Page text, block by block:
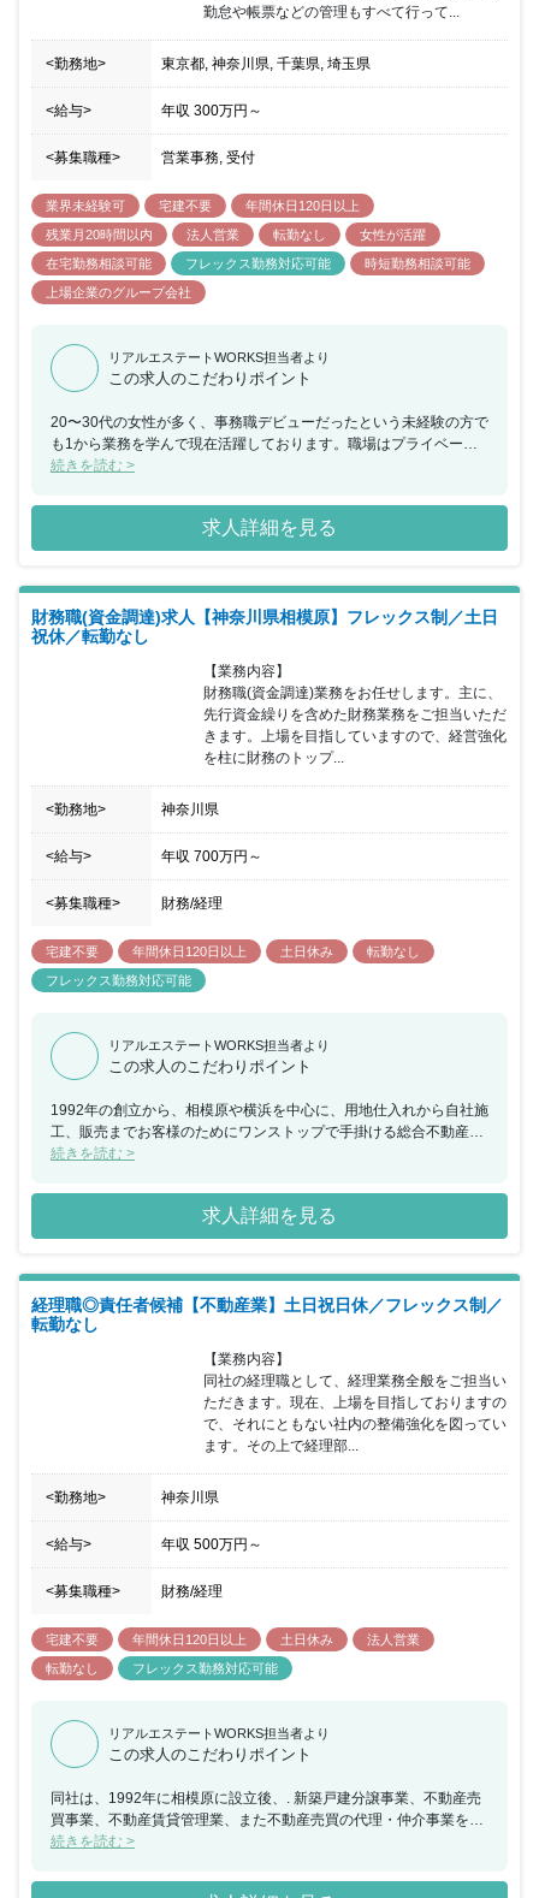
勤怠や帳票などの管理もすべて行って...
<勤務地> 東京都, 神奈川県, 千葉県, 埼玉県
<給与> 年収 300万円 ～
<募集職種> 営業事務, 受付
業界未経験可 宅建不要
年間休日120日以上
残業月20時間以内
法人営業 転勤なし
女性が活躍
在宅勤務相談可能
フレックス勤務対応可能
時短勤務相談可能
上場企業のグループ会社
リアルエステートWORKS担当者より
この求人のこだわりポイント
20〜30代の女性が多く、事務職デビューだったという未経験の方で
も1から業務を学んで現在活躍しております。職場はプライベート
な相談もでき、アットホームな雰囲気で働きやすさ◎です！完全に
る価値のある求人です。 ＜特徴＞ ■①働き方改革の実施 在宅勤務・
テレワークの推奨、時差出勤・時間有給制度を取り入れており、ラ
イフスタイルに合わせた働き方を実現。 また、19:00にPCはシャッ
底しています。 なお、一般職の平均残業時間は月20時間程度で
す。 ②入社後、多様なキャリアパスをご用意 将来的に、職種転換
や別部署への異動申請を出すことができる「キャリアチャレンジ制
度」をご用意。 5つの事業領域（売買仲介・法人仲介・不動産開
発・新築販売受託・賃貸仲介）を備えているため、自身の新しいキ
ャリア形成を実現していくことが可能です。 ※毎年登用実績あり。
③安定の「東急グループ」 当社は「東急グループ」の一員です。
正社員事務職としてのポストをご用意してお待ちしています。 ④ワ
ークライフバランスが整っている 土日の有給休暇取得はもちろん、
連続休暇を利用して海外旅行を楽しむ社員もいるなど、メリハリを
つけた働き方をする社員が多く在籍しています。 産休・育休からの
復帰率も９割を超え、休日保育支援制度や社内託児所なども完備。
家庭と仕事を両立して働いている社員も多いです。
続きを読む >
求人詳細を見る
財務職(資金調達)求人【神奈川県相模原】フレックス制／土日
祝休／転勤なし
【業務内容】
財務職(資金調達)業務をお任せします。主に、
先行資金繰りを含めた財務業務をご担当いただ
きます。上場を目指していますので、経営強化
を柱に財務のトップ...
<勤務地> 神奈川県
<給与> 年収 700万円 ～
<募集職種> 財務/経理
宅建不要 年間休日120日以上 土日休み
転勤なし
フレックス勤務対応可能
リアルエステートWORKS担当者より
この求人のこだわりポイント
1992年の創立から、相模原や横浜を中心に、用地仕入れから自社施
工、販売までお客様のためにワンストップで手掛ける総合不動産会
社として経営しています。また、地域密着型の事業展開を進め、地
の業務を幅広く学べる環境です。一企業として社会貢献のできる運
営を目指していますので、一緒に会社をもり立てていく意欲のある
方からの応募をお待ちしています。
続きを読む >
求人詳細を見る
経理職◎責任者候補【不動産業】土日祝日休／フレックス制／
転勤なし
【業務内容】
同社の経理職として、経理業務全般をご担当い
ただきます。現在、上場を目指しておりますの
で、それにともない社内の整備強化を図ってい
ます。その上で経理部...
<勤務地> 神奈川県
<給与> 年収 500万円 ～
<募集職種> 財務/経理
宅建不要 年間休日120日以上 土日休み
法人営業
転勤なし
フレックス勤務対応可能
リアルエステートWORKS担当者より
この求人のこだわりポイント
同社は、1992年に相模原に設立後、. 新築戸建分譲事業、不動産売
買事業、不動産賃貸管理業、また不動産売買の代理・仲介事業を中
心に、地域密着型の事業展開を進めてきました。用地仕入から自社
会社としての役割を担い、地域におけるお客様からの高評価をいた
続きを読む >